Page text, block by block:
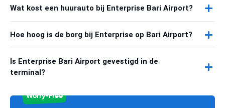
Wat kost een huurauto bij Enterprise Bari Airport?
Hoe hoog is de borg bij Enterprise op Bari Airport?
Is Enterprise Bari Airport gevestigd in de
terminal?
Worry-Free